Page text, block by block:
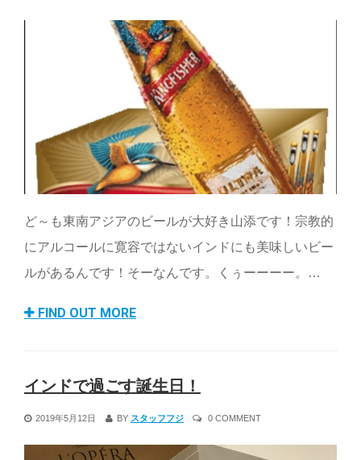
ど～も東南アジアのビールが大好き山添です！宗教的
にアルコールに寛容ではないインドにも美味しいビー
ルがあるんです！そーなんです。くぅーーーー。…
FIND OUT MORE
インドで過ごす誕生日！
2019年5月12日 BY スタッフフジ 0 COMMENT